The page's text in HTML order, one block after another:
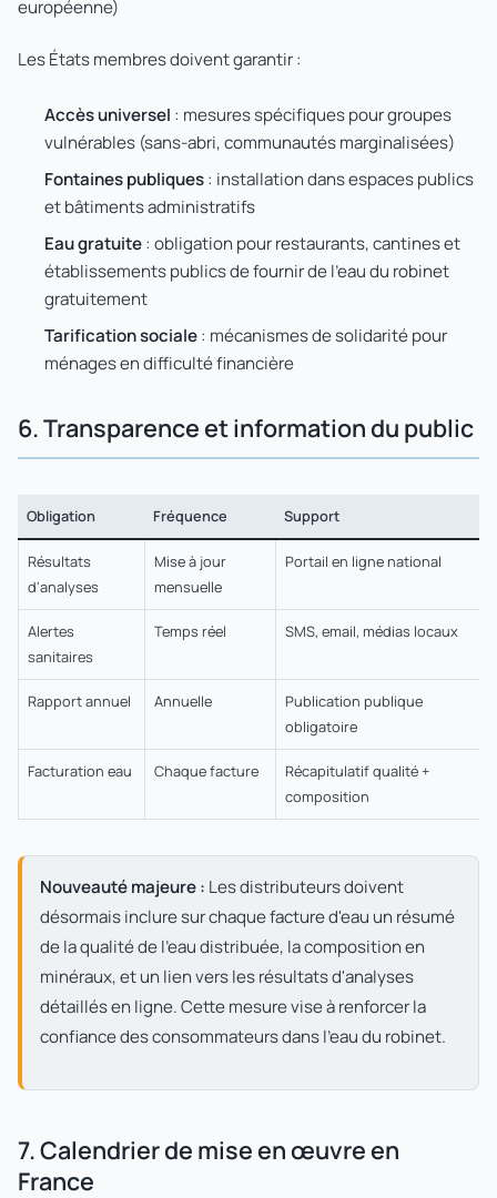
européenne)
Les États membres doivent garantir :
Accès universel : mesures spécifiques pour groupes
vulnérables (sans-abri, communautés marginalisées)
Fontaines publiques: installation dans espaces publics
et bâtiments administratifs
Eau gratuite: obligation pour restaurants, cantines et
établissements publics de fournir de l'eau du robinet
gratuitement
Tarification sociale: mécanismes de solidarité pour
ménages en difficulté financière
6. Transparence et information du public
Obligation Fréquence Support
Résultats
d'analyses
Mise à jour
mensuelle
Portail en ligne national
Alertes
sanitaires
Temps réel SMS, email, médias locaux
Rapport annuel Annuelle
Publication publique
obligatoire
Facturation eau Chaque facture
Récapitulatif qualité +
composition
Nouveauté majeure : Les distributeurs doivent
désormais inclure sur chaque facture d'eau un résumé
de la qualité de l'eau distribuée, la composition en
minéraux, et un lien vers les résultats d'analyses
détaillés en ligne. Cette mesure vise à renforcer la
confiance des consommateurs dans l'eau du robinet.
7. Calendrier de mise en œuvre en
France